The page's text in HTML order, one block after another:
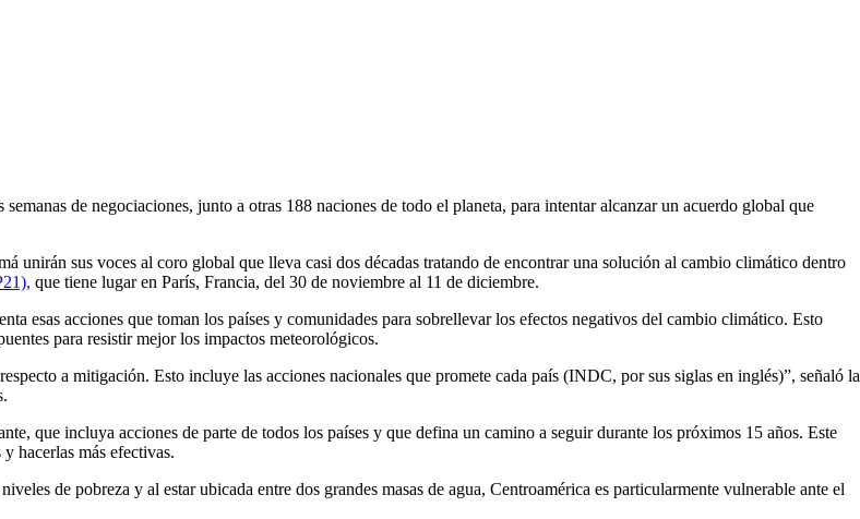
de negociaciones, junto a otras 188 naciones de todo el planeta, para intentar alcanzar un acuerdo global que
unirán sus voces al coro global que lleva casi dos décadas tratando de encontrar una solución al cambio climático dentro
que tiene lugar en París, Francia, del 30 de noviembre al 11 de diciembre.
esas acciones que toman los países y comunidades para sobrellevar los efectos negativos del cambio climático. Esto
para resistir mejor los impactos meteorológicos.
a mitigación. Esto incluye las acciones nacionales que promete cada país (INDC, por sus siglas en inglés)”, señaló la
que incluya acciones de parte de todos los países y que defina un camino a seguir durante los próximos 15 años. Este
hacerlas más efectivas.
de pobreza y al estar ubicada entre dos grandes masas de agua, Centroamérica es particularmente vulnerable ante el